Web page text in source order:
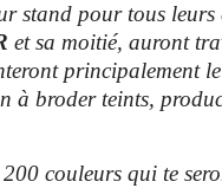
stand pour tous leurs
et sa moitié, auront
principalement
à broder teints,
couleurs qui te